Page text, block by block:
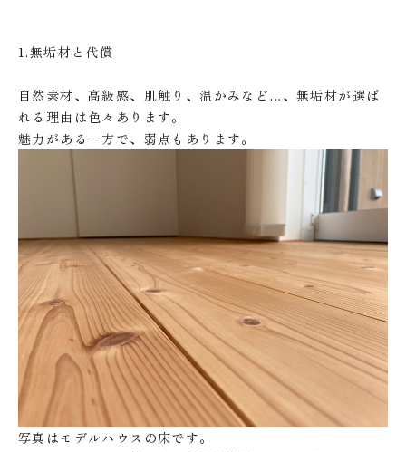
1.無垢材と代償
自然素材、高級感、肌触り、温かみなど…、無垢材が選ば
れる理由は色々あります。
魅力がある一方で、弱点もあります。
写真はモデルハウスの床です。